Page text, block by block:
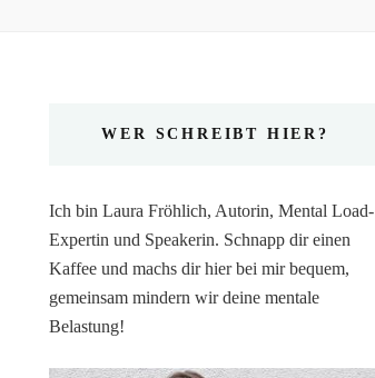
WER SCHREIBT HIER?
Ich bin Laura Fröhlich, Autorin, Mental Load-
Expertin und Speakerin. Schnapp dir einen
Kaffee und machs dir hier bei mir bequem,
gemeinsam mindern wir deine mentale
Belastung!